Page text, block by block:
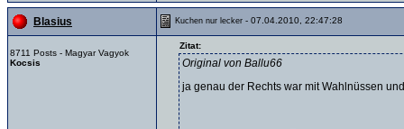
Blasius Kuchen nur lecker - 07.04.2010, 22:47:28
8711 Posts - Magyar Vagyok
Kocsis
Zitat:
Original von Ballu66
ja genau der Rechts war mit Wahlnüssen